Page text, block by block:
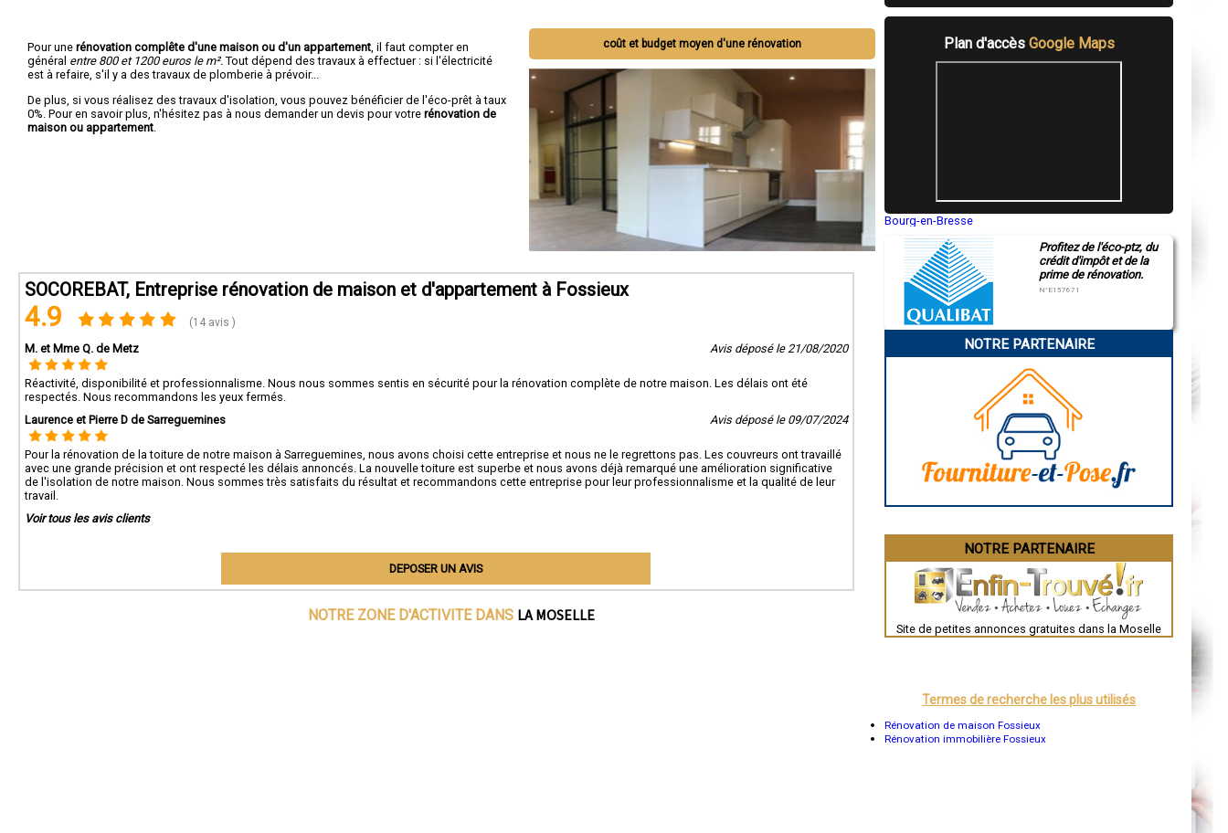
coût et budget moyen d'une rénovation
Pour une rénovation complête d'une maison ou d'un appartement , il faut compter en
général entre 800 et 1200 euros le m². Tout dépend des travaux à effectuer : si l'électricité
est à refaire, s'il y a des travaux de plomberie à prévoir...
De plus, si vous réalisez des travaux d'isolation, vous pouvez bénéficier de l'éco-prêt à taux
0%. Pour en savoir plus, n'hésitez pas à nous demander un devis pour votre rénovation de
maison ou appartement
SOCOREBAT, Entreprise rénovation de maison et d'appartement à Fossieux
4.9 (14 avis )
M. et Mme Q. de Metz Avis déposé le 21/08/2020
Réactivité, disponibilité et professionnalisme. Nous nous sommes sentis en sécurité pour la rénovation complète de notre maison. Les délais ont été
respectés. Nous recommandons les yeux fermés.
Laurence et Pierre D de Sarreguemines
Avis déposé le 09/07/2024
Pour la rénovation de la toiture de notre maison à Sarreguemines, nous avons choisi cette entreprise et nous ne le regrettons pas. Les couvreurs ont travaillé
avec une grande précision et ont respecté les délais annoncés. La nouvelle toiture est superbe et nous avons déjà remarqué une amélioration significative
de l'isolation de notre maison. Nous sommes très satisfaits du résultat et recommandons cette entreprise pour leur professionnalisme et la qualité de leur
travail.
Voir tous les avis clients
DEPOSER UN AVIS
NOTRE ZONE D'ACTIVITE DANS LA MOSELLE
Plan d'accès Google Maps
Bourg-en-Bresse
Montluçon
Manosque
Gap
Charleville-Mézières
Pamiers
Narbonne
Brive-la-Gaillarde
Guéret
Besançon
Évreux
Chartres
Nîmes
Auch
Dole
Mont-de-Marsan
Profitez de l'éco-ptz, du
crédit d'impôt et de la
prime de rénovation.
N°E157671
NOTRE PARTENAIRE
NOTRE PARTENAIRE
Site de petites annonces gratuites dans la Moselle
Termes de recherche les plus utilisés
Rénovation de maison Fossieux
Rénovation immobilière Fossieux